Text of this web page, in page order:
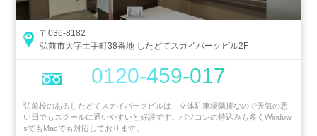
〒036-8182
弘前市大字土手町38番地 したどてスカイパークビル2F
0120-459-017
弘前校のあるしたどてスカイパークビルは、立体駐車場隣接なので天気の悪
い日でもスクールに通いやすいと好評です。パソコンの持込みも多くWindow
sでもMacでも対応しております。